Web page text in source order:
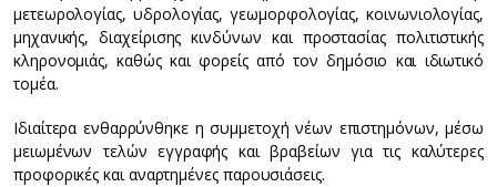
μετεωρολογίας, υδρολογίας, γεωμορφολογίας, κοινωνιολογίας,
μηχανικής, διαχείρισης κινδύνων και προστασίας πολιτιστικής
κληρονομιάς, καθώς και φορείς από τον δημόσιο και ιδιωτικό
τομέα.
Ιδιαίτερα ενθαρρύνθηκε η συμμετοχή νέων επιστημόνων, μέσω
μειωμένων τελών εγγραφής και βραβείων για τις καλύτερες
προφορικές και αναρτημένες παρουσιάσεις.